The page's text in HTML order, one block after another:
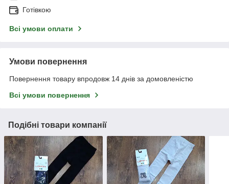
Готівкою
Всі умови оплати
Умови повернення
Повернення товару впродовж 14 днів за домовленістю
Всі умови повернення
Подібні товари компанії